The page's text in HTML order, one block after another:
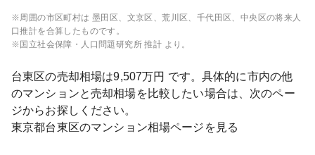
※周囲の市区町村は 墨田区、文京区、荒川区、千代田区、中央区の将来人
口推計を合算したものです。
※国立社会保障・人口問題研究所 推計 より。
台東区の売却相場は9,507万円 です。具体的に市内の他
のマンションと売却相場を比較したい場合は、次のペー
ジからお探しください。
東京都台東区のマンション相場ページを見る